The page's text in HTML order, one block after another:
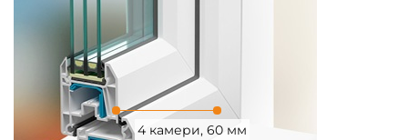
4 камери, 60 мм